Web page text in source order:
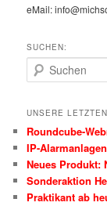
eMail:
SUCHEN:
Suchen
UNSERE
Roundcube-
IP-
Neues Produkt:
Sonderaktion
Praktikant ab